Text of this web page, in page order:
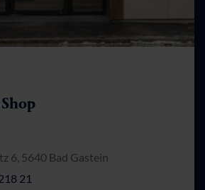
6, 5640 Bad Gastein
21